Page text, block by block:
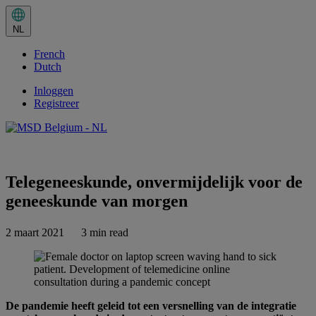
Huidige
taal:
NL.
het
NL
French
Dutch
Inloggen
Registreer
Telegeneeskunde, onvermijdelijk voor de
geneeskunde van morgen
2 maart 2021 3 min read
De pandemie heeft geleid tot een versnelling van de integratie